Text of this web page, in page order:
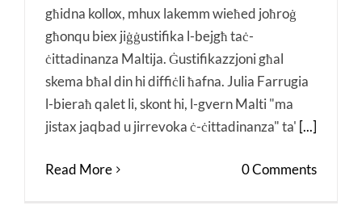
għidna kollox, mhux lakemm wieħed joħroġ
għonqu biex jiġġustifika l-bejgħ taċ-
ċittadinanza Maltija. Ġustifikazzjoni għal
skema bħal din hi diffiċli ħafna. Julia Farrugia
l-bieraħ qalet li, skont hi, l-gvern Malti "ma
jistax jaqbad u jirrevoka ċ-ċittadinanza" ta' [...]
Read More 0 Comments